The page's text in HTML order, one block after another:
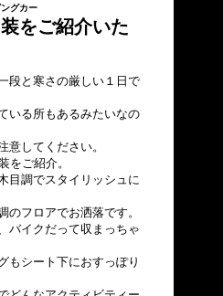
グカー
をご紹介いた
段と寒さの厳しい１日で
いる所もあるみたいなの
意してください。
をご紹介。
目調でスタイリッシュに
のフロアでお洒落です。
バイクだって収まっちゃ
もシート下におすっぽり